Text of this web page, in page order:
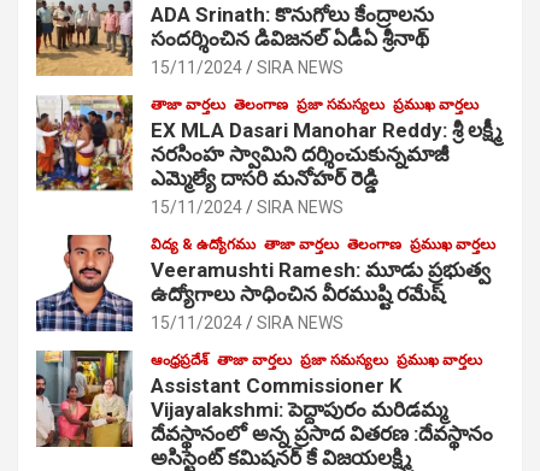
ADA Srinath: కొనుగోలు కేంద్రాల‌ను
సంద‌ర్శించిన డివిజనల్ ఏడీఏ శ్రీనాథ్
15/11/2024 SIRA NEWS
తాజా వార్తలు తెలంగాణ ప్రజా సమస్యలు ప్రముఖ వార్తలు
EX MLA Dasari Manohar Reddy: శ్రీ లక్ష్మీ
నరసింహ స్వామిని దర్శించుకున్నమాజీ
ఎమ్మెల్యే దాసరి మనోహర్ రెడ్డి
15/11/2024 SIRA NEWS
విద్య & ఉద్యోగము తాజా వార్తలు తెలంగాణ ప్రముఖ వార్తలు
Veeramushti Ramesh: మూడు ప్రభుత్వ
ఉద్యోగాలు సాధించిన వీరముష్టి రమేష్
15/11/2024 SIRA NEWS
ఆంధ్రప్రదేశ్ తాజా వార్తలు ప్రజా సమస్యలు ప్రముఖ వార్తలు
Assistant Commissioner K
Vijayalakshmi: పెద్దాపురం మరిడమ్మ
దేవస్థానంలో అన్న ప్రసాద వితరణ :దేవస్థానం
అసిస్టెంట్ కమిషనర్ కే విజయలక్ష్మి